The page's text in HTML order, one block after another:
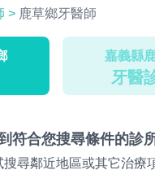
> 鹿草鄉牙醫師
嘉義縣
牙醫
符合您搜尋條件的診
尋鄰近地區或其它治療